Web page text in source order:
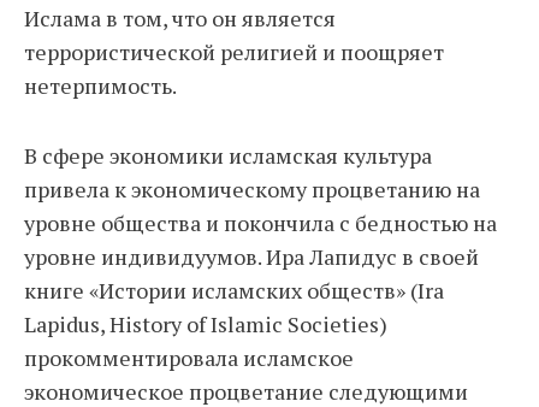
Ислама в том, что он является
террористической религией и поощряет
нетерпимость.
В сфере экономики исламская культура
привела к экономическому процветанию на
уровне общества и покончила с бедностью на
уровне индивидуумов. Ира Лапидус в своей
книге «Истории исламских обществ» (Ira
Lapidus, History of Islamic Societies)
прокомментировала исламское
экономическое процветание следующими